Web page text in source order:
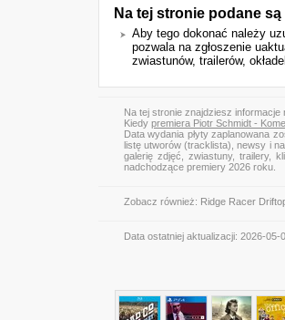
Na tej stronie podane
Aby tego dokonać należy
pozwala na zgłoszenie
zwiastunów, trailerów,
Na tej stronie znajdziesz informacje
Kiedy premiera Piotr Schmidt -
Data wydania płyty zaplanowana
listę utworów (tracklista), newsy i
galerię zdjęć, zwiastuny, trailery,
nadchodzące premiery 2026 roku.
Zobacz również: Ridge Racer
Data ostatniej aktualizacji: 2026-05-